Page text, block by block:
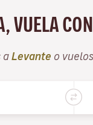
VUELA
a Levante o